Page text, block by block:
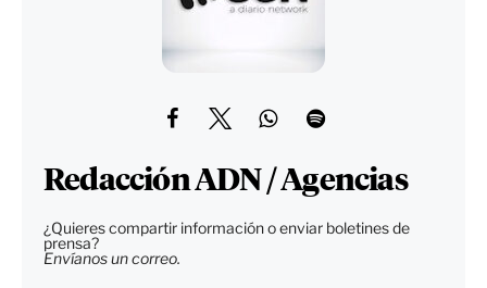
Redacción ADN / Agencias
¿Quieres compartir información o enviar boletines de
prensa?
Envíanos un correo.